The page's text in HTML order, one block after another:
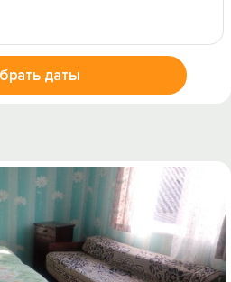
даты